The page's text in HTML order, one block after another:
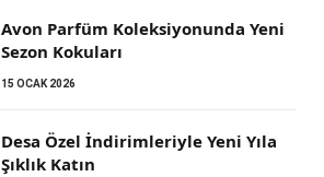
Avon Parfüm Koleksiyonunda Yeni
Sezon Kokuları
15 OCAK 2026
Desa Özel İndirimleriyle Yeni Yıla
Şıklık Katın